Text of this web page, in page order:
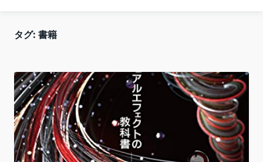
タグ: 書籍